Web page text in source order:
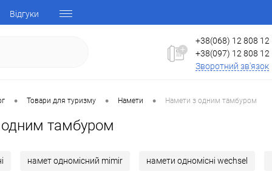
Відгуки
+38(068) 12 808 12
+38(097) 12 808 12
Зворотний зв'язок
• Товари для туризму • Намети • Намети з одним тамбуром
тамбуром
намет одномісний mimir намети одномісні wechsel